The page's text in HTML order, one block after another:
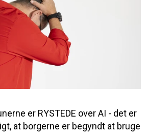
er RYSTEDE over AI - det er
at borgerne er begyndt at bruge